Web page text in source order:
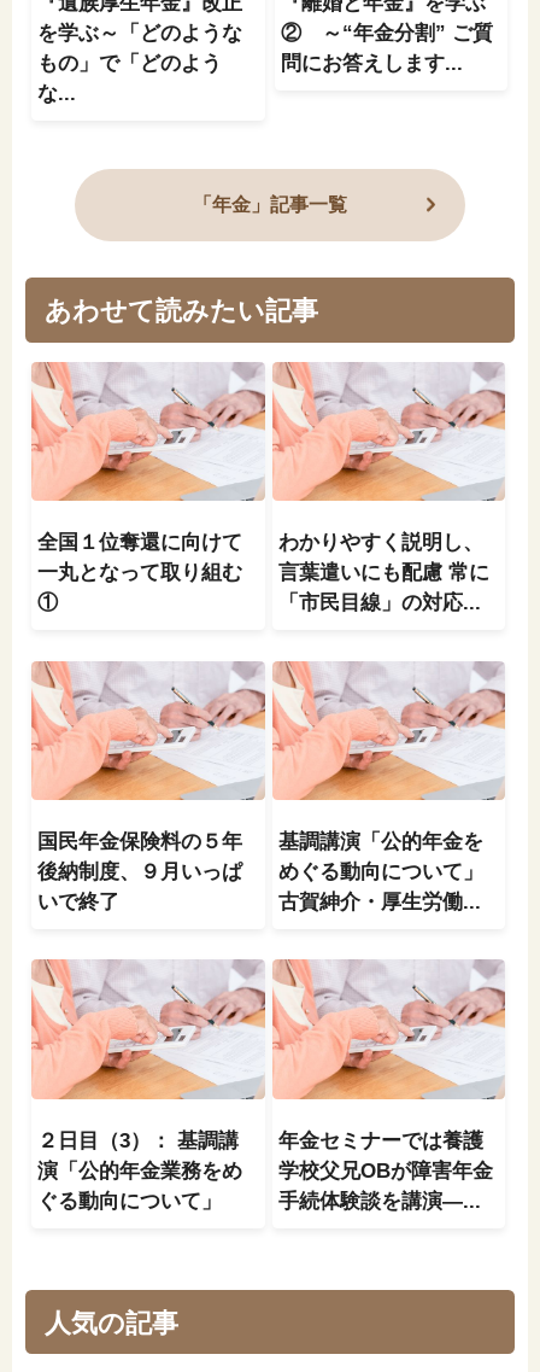
を学ぶ～「どのような
もの」で「どのよう
な...
② ～“年金分割” ご質
問にお答えします...
「年金」記事一覧
あわせて読みたい記事
全国１位奪還に向けて
一丸となって取り組む
①
わかりやすく説明し、
言葉遣いにも配慮 常に
「市民目線」の対応...
国民年金保険料の５年
後納制度、９月いっぱ
いで終了
基調講演「公的年金を
めぐる動向について」
古賀紳介・厚生労働...
２日目（3）： 基調講
演「公的年金業務をめ
ぐる動向について」
年金セミナーでは養護
学校父兄OBが障害年金
手続体験談を講演—...
人気の記事